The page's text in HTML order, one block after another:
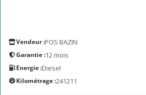
Vendeur :POS BAZIN
Garantie :12 mois
Energie :Diesel
Kilométrage :241211